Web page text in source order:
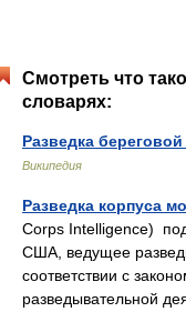
Смотреть что
словарях:
Разведка
Википедия
Разведка корпуса
Corps Intelligence)
США, ведущее
соответствии с
разведывательной